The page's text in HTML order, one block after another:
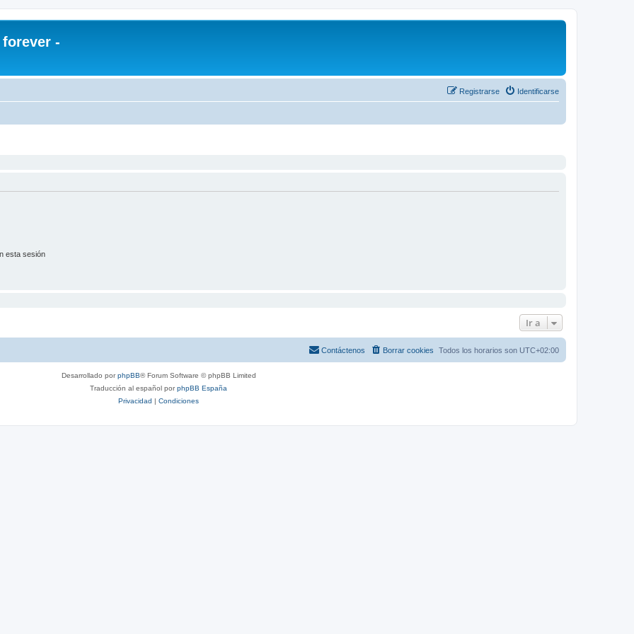
forever -
Identificarse
Registrarse
esta sesión
Ir a
Todos los horarios son UTC+02:00
Borrar cookies
Contáctenos
Desarrollado porphpBB® Forum Software © phpBB Limited
Traducción al español porphpBB España
Privacidad | Condiciones